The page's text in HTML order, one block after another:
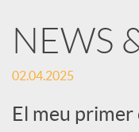
i
r
a
NEWS
02.04.2025
El meu